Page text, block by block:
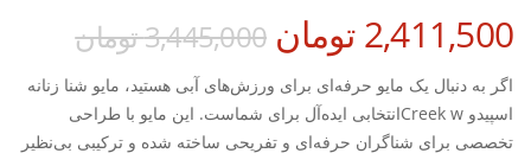
2,411,500 تومان 3,445,000 تومان
اگر به دنبال یک مایو حرفه‌ای برای ورزش‌های آبی هستید، مایو شنا زنانه
اسپیدو Creek wانتخابی ایده‌آل برای شماست. این مایو با طراحی
تخصصی برای شناگران حرفه‌ای و تفریحی ساخته شده و ترکیبی بی‌نظیر